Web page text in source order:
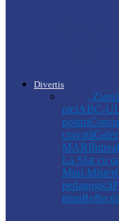
Divertis
piciABC-
nostru
cravată
MARI
La Sfat cu
Mini-Mister
pedagogică
timpReflecții